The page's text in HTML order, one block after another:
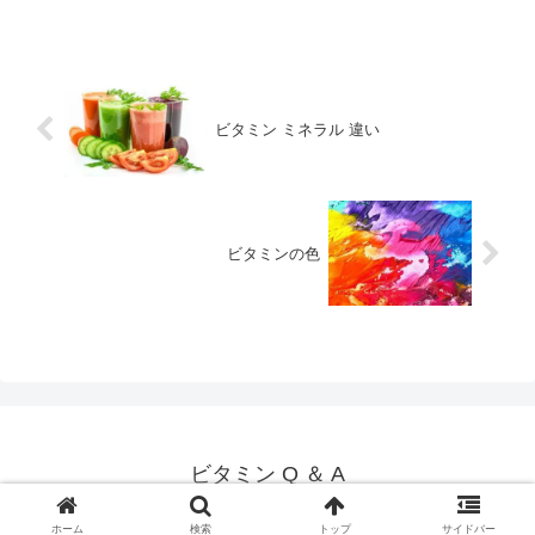
ビタミン ミネラル 違い
ビタミンの色
ビタミン Q ＆ A
© 2014 ビタミン Q ＆ A.
ホーム 検索 トップ サイドバー